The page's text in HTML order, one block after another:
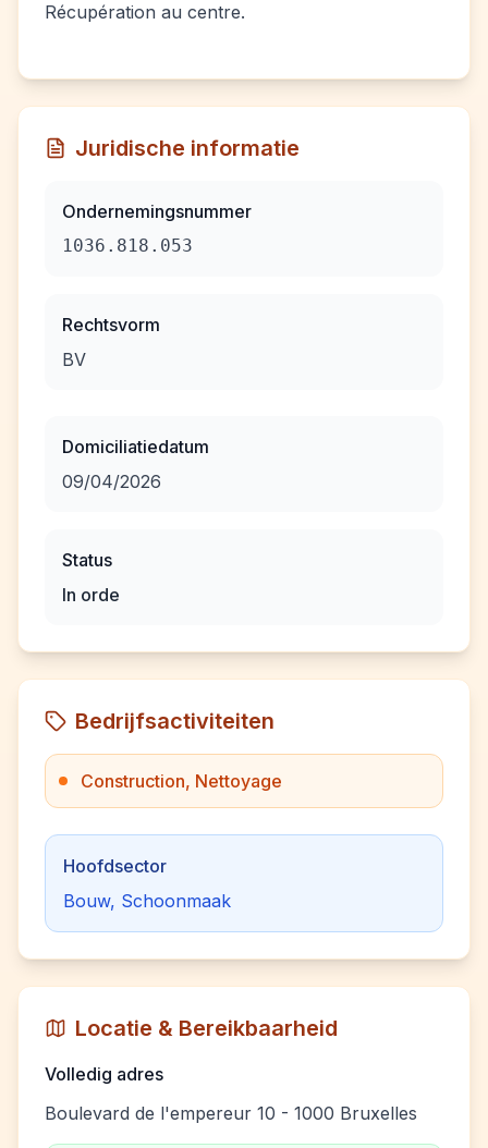
Récupération au centre.
Juridische informatie
Ondernemingsnummer
1036.818.053
Rechtsvorm
BV
Domiciliatiedatum
09/04/2026
Status
In orde
Bedrijfsactiviteiten
Construction, Nettoyage
Hoofdsector
Bouw, Schoonmaak
Locatie & Bereikbaarheid
Volledig adres
Boulevard de l'empereur 10 - 1000 Bruxelles